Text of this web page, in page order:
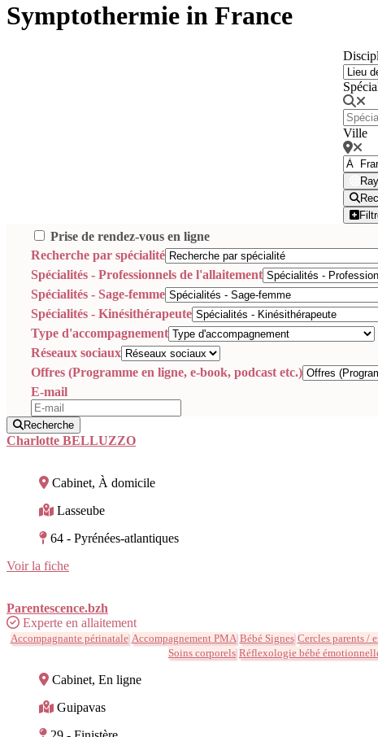
Symptothermie in France
Ville
Prise de rendez-vous en ligne
Recherche par spécialité
Spécialités - Professionnels de l'allaitement
Spécialités - Sage-femme
Spécialités - Kinésithérapeute
Type d'accompagnement
Réseaux sociaux
Offres (Programme en ligne, e-book, podcast etc.)
E-mail
Recherche
Charlotte BELLUZZO
Cabinet, À domicile
Lasseube
64 - Pyrénées-atlantiques
Voir la fiche
Parentescence.bzh
Experte en allaitement
Accompagnante périnatale Accompagnement PMA Bébé Signes Cercles parents /
Soins corporels Réflexologie bébé
Cabinet, En ligne
Guipavas